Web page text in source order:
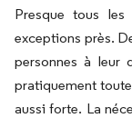
Presque tous les
exceptions près.
personnes à leur
pratiquement
aussi forte. La